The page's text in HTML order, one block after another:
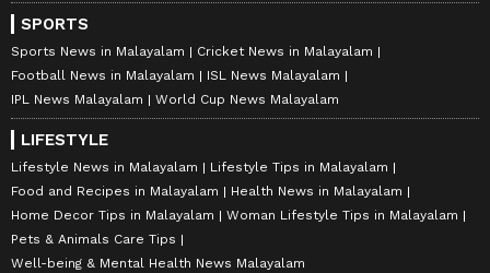
SPORTS
Sports News in Malayalam
Cricket News in Malayalam
Football News in Malayalam
ISL News Malayalam
IPL News Malayalam
World Cup News Malayalam
LIFESTYLE
Lifestyle News in Malayalam
Lifestyle Tips in Malayalam
Food and Recipes in Malayalam
Health News in Malayalam
Home Decor Tips in Malayalam
Woman Lifestyle Tips in Malayalam
Pets & Animals Care Tips
Well-being & Mental Health News Malayalam